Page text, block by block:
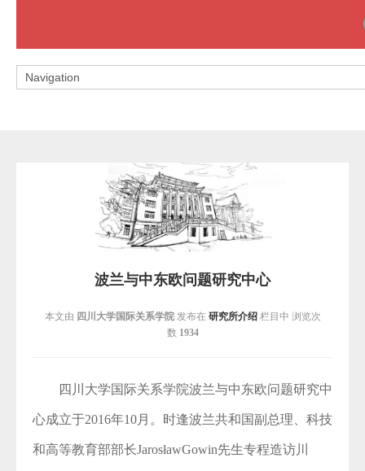
波兰与中东欧问题研究中心
本文由 四川大学国际关系学院发布在 研究所介绍栏目中 浏览次
数 1934
四川大学国际关系学院波兰与中东欧问题研究中
心成立于2016年10月。时逢波兰共和国副总理、科技
和高等教育部部长JarosławGowin先生专程造访川